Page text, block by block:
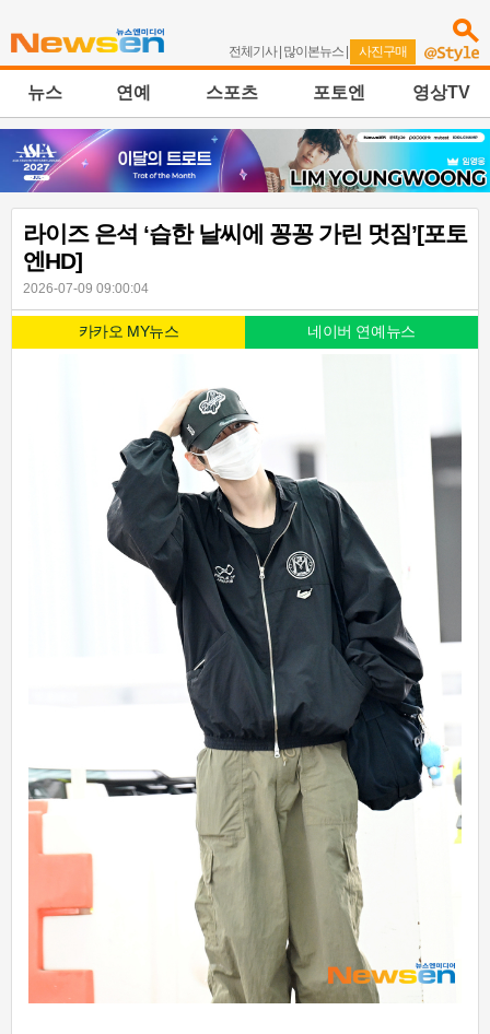
전체기사| 많이본뉴스 | 사진구매
뉴스 연예 스포츠 포토엔 영상TV
라이즈 은석 ‘습한 날씨에 꽁꽁 가린 멋짐’[포토
엔HD]
2026-07-09 09:00:04
카카오 MY뉴스 네이버 연예뉴스